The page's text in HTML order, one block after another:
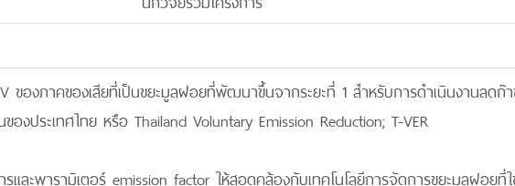
ของภาคของเสียที่เป็นขยะมูลฝอยที่พัฒนาขึ้นจากระยะที่ 1 สำหรับการดำเนินงานลดก๊
องประเทศไทย หรือ Thailand Voluntary Emission Reduction; T-VER
ละพารามิเตอร์ emission factor ให้สอดคล้องกับเทคโนโลยีการจัดการขยะมูลฝอยที่